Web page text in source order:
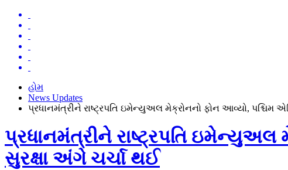
હોમ
News Updates
પ્રધાનમંત્રીને રાષ્ટ્રપતિ ઇમેન્યુઅલ મેક્રોનનો ફોન આવ્યો, પશ્ચિમ
પ્રધાનમંત્રીને રાષ્ટ્રપતિ ઇમેન્યુઅલ
સુરક્ષા અંગે ચર્ચા થઈ